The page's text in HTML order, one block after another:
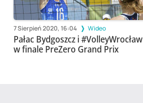
7 Sierpień 2020, 16:04 Wideo
Pałac Bydgoszcz i #VolleyWrocław
w finale PreZero Grand Prix